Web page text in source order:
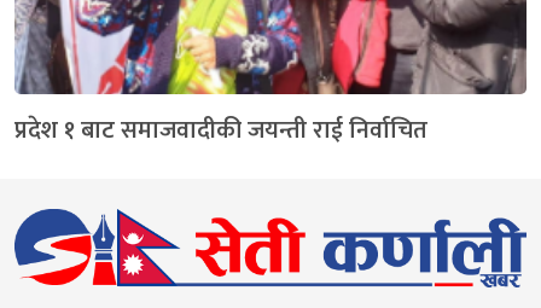
प्रदेश १ बाट समाजवादीकी जयन्ती राई निर्वाचित